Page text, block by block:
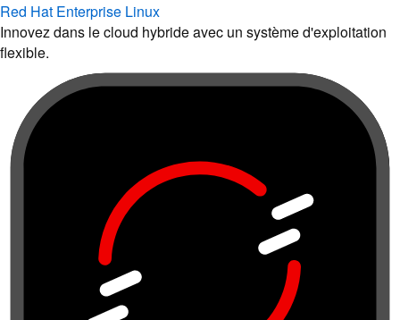
Red Hat Enterprise Linux
Innovez dans le cloud hybride avec un système d'exploitation
flexible.